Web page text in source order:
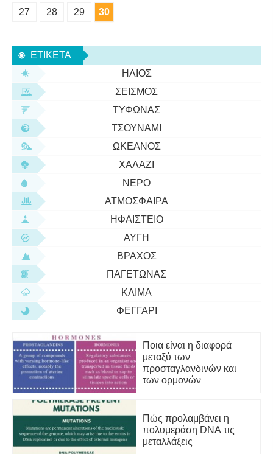
27 28 29 30
ΕΤΙΚΈΤΑ
ΉΛΙΟΣ
ΣΕΙΣΜΌΣ
ΤΥΦΏΝΑΣ
ΤΣΟΥΝΆΜΙ
ΩΚΕΑΝΌΣ
ΧΑΛΆΖΙ
ΝΕΡΌ
ΑΤΜΌΣΦΑΙΡΑ
ΗΦΑΊΣΤΕΙΟ
ΑΥΓΉ
ΒΡΆΧΟΣ
ΠΑΓΕΤΏΝΑΣ
ΚΛΊΜΑ
ΦΕΓΓΆΡΙ
Ποια είναι η διαφορά
μεταξύ των
προσταγλανδινών και
των ορμονών
Πώς προλαμβάνει η
πολυμεράση DNA τις
μεταλλάξεις